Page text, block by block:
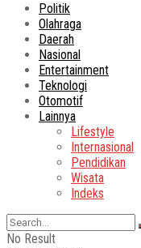
Politik
Olahraga
Daerah
Nasional
Entertainment
Teknologi
Otomotif
Lainnya
Lifestyle
Internasional
Pendidikan
Wisata
Indeks
No Result